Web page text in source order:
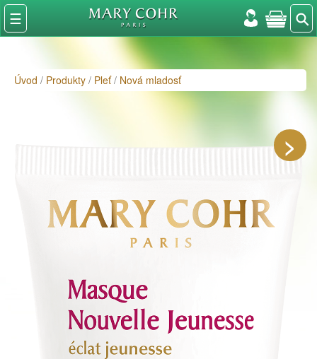
☰ ⚲
Úvod / Produkty / Pleť/ Nová mladosť
>